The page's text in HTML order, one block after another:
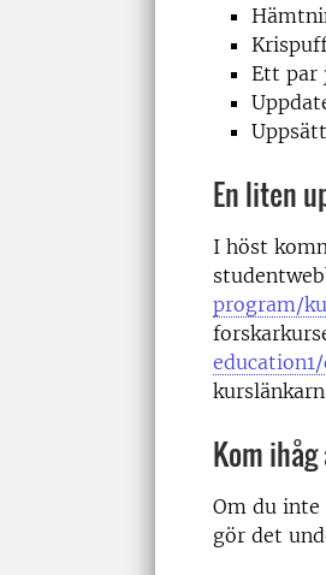
Ett par
En liten
I höst
program/
Kom
Om du inte
gör det